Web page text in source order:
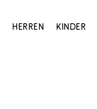
Herren Kinder